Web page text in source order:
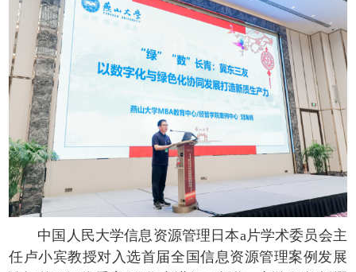
中国人民大学信息资源管理日本a片学术委员会主
任卢小宾教授对入选首届全国信息资源管理案例发展